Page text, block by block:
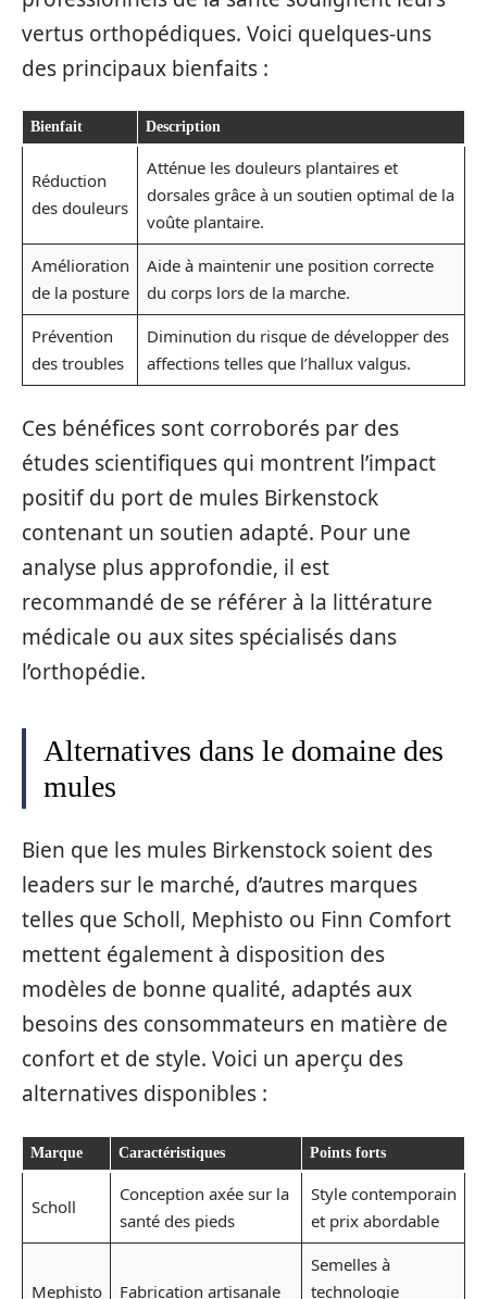
vertus orthopédiques. Voici quelques-uns
des principaux bienfaits :
Bienfait Description
Réduction
des douleurs
Atténue les douleurs plantaires et
dorsales grâce à un soutien optimal de la
voûte plantaire.
Amélioration
de la posture
Aide à maintenir une position correcte
du corps lors de la marche.
Prévention
des troubles
Diminution du risque de développer des
affections telles que l’hallux valgus.
Ces bénéfices sont corroborés par des
études scientifiques qui montrent l’impact
positif du port de mules Birkenstock
contenant un soutien adapté. Pour une
analyse plus approfondie, il est
recommandé de se référer à la littérature
médicale ou aux sites spécialisés dans
l’orthopédie.
Alternatives dans le domaine des
mules
Bien que les mules Birkenstock soient des
leaders sur le marché, d’autres marques
telles que Scholl, Mephisto ou Finn Comfort
mettent également à disposition des
modèles de bonne qualité, adaptés aux
besoins des consommateurs en matière de
confort et de style. Voici un aperçu des
alternatives disponibles :
Marque Caractéristiques Points forts
Scholl
Conception axée sur la
santé des pieds
Style contemporain
et prix abordable
Mephisto Fabrication artisanale
Semelles à
technologie